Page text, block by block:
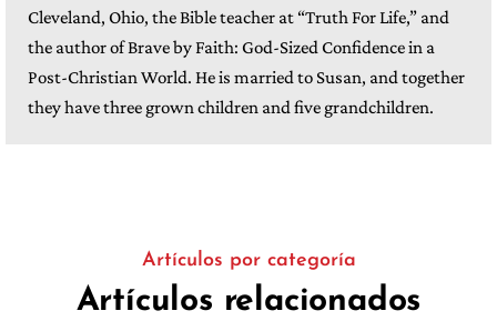
Cleveland, Ohio, the Bible teacher at “Truth For Life,” and
the author of Brave by Faith: God-Sized Confidence in a
Post-Christian World. He is married to Susan, and together
they have three grown children and five grandchildren.
Artículos por categoría
Artículos relacionados